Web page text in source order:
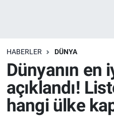
HABERLER DÜNYA
Dünyanın en
açıklandı!
hangi ülke